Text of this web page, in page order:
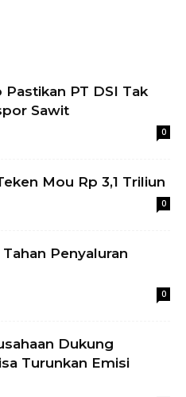
PT DSI Tak
Sawit
0
Mou Rp 3,1 Triliun
0
Penyaluran
0
Dukung
Turunkan Emisi